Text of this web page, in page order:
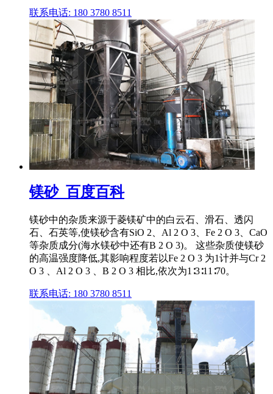
联系电话: 180 3780 8511
镁砂_百度百科
镁砂中的杂质来源于菱镁矿中的白云石、滑石、透闪
石、石英等,使镁砂含有SiO 2、Al 2 O 3、Fe 2 O 3、CaO
等杂质成分(海水镁砂中还有B 2 O 3)。 这些杂质使镁砂
的高温强度降低,其影响程度若以Fe 2 O 3 为1计并与Cr 2
O 3 、Al 2 O 3 、B 2 O 3 相比,依次为1∶3∶11∶70。
联系电话: 180 3780 8511